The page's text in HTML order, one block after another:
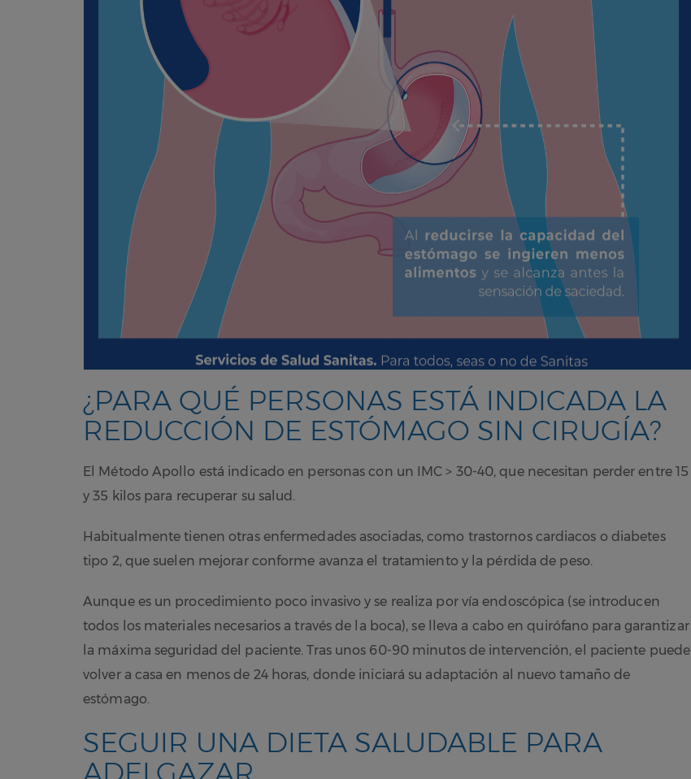
¿PARA QUÉ PERSONAS ESTÁ INDICADA LA
REDUCCIÓN DE ESTÓMAGO SIN CIRUGÍA?
El Método Apollo está indicado en personas con un IMC > 30-40, que necesitan perder entre 15
y 35 kilos para recuperar su salud.
Habitualmente tienen otras enfermedades asociadas, como trastornos cardiacos o diabetes
tipo 2, que suelen mejorar conforme avanza el tratamiento y la pérdida de peso.
Aunque es un procedimiento poco invasivo y se realiza por vía endoscópica (se introducen
todos los materiales necesarios a través de la boca), se lleva a cabo en quirófano para garantizar
la máxima seguridad del paciente. Tras unos 60-90 minutos de intervención, el paciente puede
volver a casa en menos de 24 horas, donde iniciará su adaptación al nuevo tamaño de
estómago.
SEGUIR UNA DIETA SALUDABLE PARA
ADELGAZAR